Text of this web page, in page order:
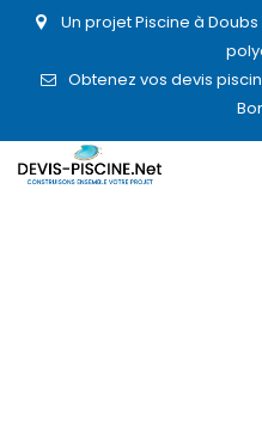
Un projet Piscine à
Obtenez vos devis